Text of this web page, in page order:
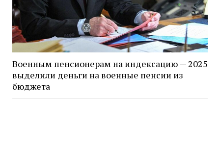
Военным пенсионерам на индексацию — 2025
выделили деньги на военные пенсии из
бюджета